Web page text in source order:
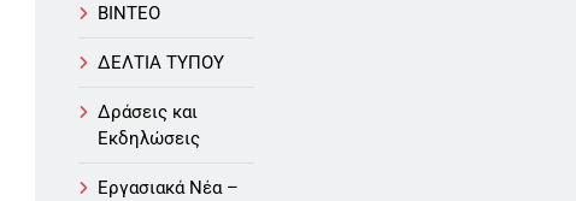
ΒΙΝΤΕΟ
ΔΕΛΤΙΑ ΤΥΠΟΥ
Δράσεις και
Εκδηλώσεις
Εργασιακά Νέα –